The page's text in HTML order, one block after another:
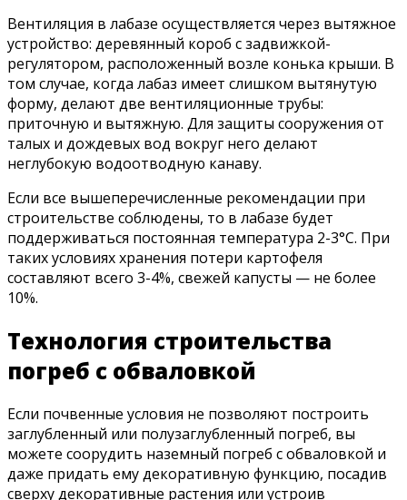
Вентиляция в лабазе осуществляется через вытяжное
устройство: деревянный короб с задвижкой-
регулятором, расположенный возле конька крыши. В
том случае, когда лабаз имеет слишком вытянутую
форму, делают две вентиляционные трубы:
приточную и вытяжную. Для защиты сооружения от
талых и дождевых вод вокруг него делают
неглубокую водоотводную канаву.
Если все вышеперечисленные рекомендации при
строительстве соблюдены, то в лабазе будет
поддерживаться постоянная температура 2-3°С. При
таких условиях хранения потери картофеля
составляют всего 3-4%, свежей капусты — не более
10%.
Технология строительства
погреб с обваловкой
Если почвенные условия не позволяют построить
заглубленный или полузаглубленный погреб, вы
можете соорудить наземный погреб с обваловкой и
даже придать ему декоративную функцию, посадив
сверху декоративные растения или устроив